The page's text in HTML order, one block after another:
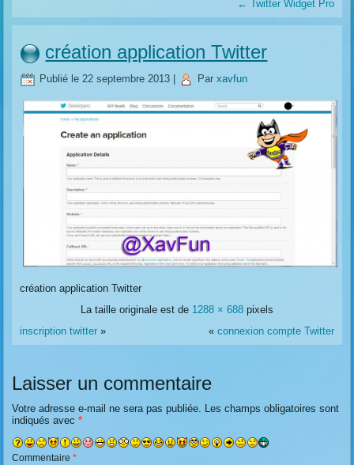
← Twitter Widget Pro
création application Twitter
Publié le 22 septembre 2013 Par xavfun
création application Twitter
La taille originale est de 1288 × 688 pixels
inscription twitter » « connexion compte Twitter
Laisser un commentaire
Votre adresse e-mail ne sera pas publiée. Les champs obligatoires sont
indiqués avec*
Commentaire*